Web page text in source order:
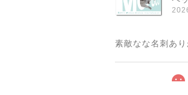
素敵なな名刺あ